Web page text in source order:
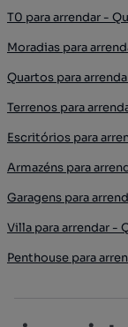
T0 para arrendar -
Moradias para
Quartos para
Terrenos para
Escritórios para
Armazéns para
Garagens para
Villa para arrendar -
Penthouse para